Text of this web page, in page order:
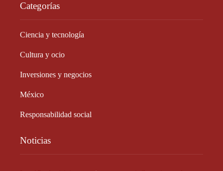
Categorías
Ciencia y tecnología
Cultura y ocio
Inversiones y negocios
México
Responsabilidad social
Noticias